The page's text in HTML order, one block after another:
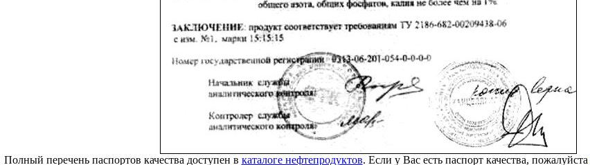
Полный перечень паспортов качества доступен в каталоге нефтепродуктов. Если у Вас есть паспорт качества, пожалуйста